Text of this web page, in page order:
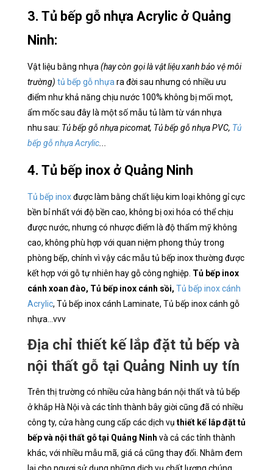
3. Tủ bếp gỗ nhựa Acrylic ở Quảng
Ninh:
Vật liệu bằng nhựa (hay còn gọi là vật liệu xanh bảo vệ môi
trường) tủ bếp gỗ nhựa ra đời sau nhưng có nhiều ưu
điểm như khả năng chịu nước 100% không bị mối mọt,
ẩm mốc sau đây là một số mẫu tủ làm từ ván nhựa
nhu sau: Tủ bếp gỗ nhựa picomat, Tủ bếp gỗ nhựa PVC, Tủ
bếp gỗ nhựa Acrylic
4. Tủ bếp inox ở Quảng Ninh
Tủ bếp inoxđược làm bằng chất liệu kim loại không gỉ cực
bền bỉ nhất với độ bền cao, không bị oxi hóa có thể chịu
được nước, nhưng có nhược điểm là độ thẩm mỹ không
cao, không phù hợp với quan niệm phong thủy trong
phòng bếp, chính vì vậy các mẫu tủ bếp inox thường được
kết hợp với gỗ tự nhiên hay gỗ công nghiệp. Tủ bếp inox
cánh xoan đào, Tủ bếp inox cánh sồi, Tủ bếp inox cánh
Acrylic, Tủ bếp inox cánh Laminate, Tủ bếp inox cánh gỗ
nhựa...vvv
Địa chỉ thiết kế lắp đặt tủ bếp và
nội thất gỗ tại Quảng Ninh uy tín
Trên thị trường có nhiều cửa hàng bán nội thất và tủ bếp
ở khắp Hà Nội và các tỉnh thành bây giời cũng đã có nhiều
công ty, cửa hàng cung cấp các dịch vụ thiết kế lắp đặt tủ
bếp và nội thất gỗ tại Quảng Ninh và cả các tỉnh thành
khác, với nhiều mẫu mã, giá cả cũng thay đổi. Nhằm đem
lại cho ngươi sử dụng những dịch vụ chất lượng chúng